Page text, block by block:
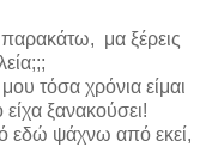
μα ξέρεις
τόσα χρόνια είμαι
ξανακούσει!
εδώ ψάχνω από εκεί,